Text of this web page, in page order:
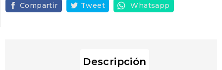
Compartir Tweet Whatsapp
Descripción